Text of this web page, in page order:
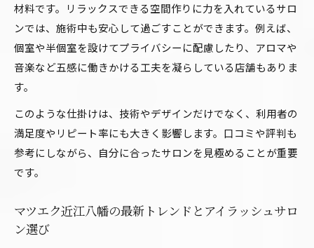
マツパ近江八幡の人気仕掛けとアイラッシュサ
ロン選び
自分に合う仕掛けを見極めるポイント紹介
アイラッシュサロン仕掛け選びで大切な見極め
目元の形状から考えるアイラッシュサロンの仕
掛け
マツエク近江八幡で自分に合う仕掛けの選択基
解説
材料です。リラックスできる空間作りに力を入れているサロ
ンでは、施術中も安心して過ごすことができます。例えば、
個室や半個室を設けてプライバシーに配慮したり、アロマや
音楽など五感に働きかける工夫を凝らしている店舗もありま
す。
このような仕掛けは、技術やデザインだけでなく、利用者の
満足度やリピート率にも大きく影響します。口コミや評判も
参考にしながら、自分に合ったサロンを見極めることが重要
です。
マツエク近江八幡の最新トレンドとアイラッシュサロ
ン選び